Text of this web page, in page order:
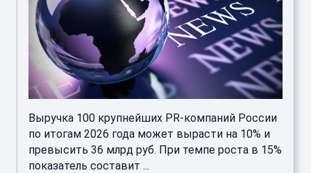
Выручка 100 крупнейших PR-компаний России
по итогам 2026 года может вырасти на 10% и
превысить 36 млрд руб. При темпе роста в 15%
показатель составит ...